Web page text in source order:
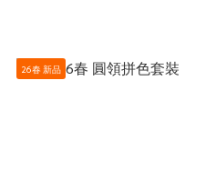
26春 新品